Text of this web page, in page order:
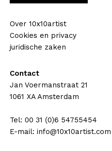
Over 10x10artist
Cookies en privacy
juridische zaken
Contact
Jan Voermanstraat 21
1061 XA Amsterdam
Tel: 00 31 (0)6 54755454
E-mail: info@10x10artist.com